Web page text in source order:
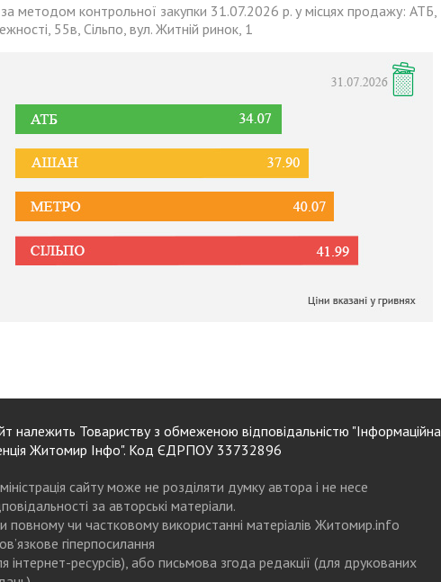
методом контрольної закупки 31.07.2026 р. у місцях продажу: АТБ,
55в, Сільпо, вул. Житній ринок, 1
належить Товариству з обмеженою відповідальністю "Інформаційна
Житомир Інфо". Код ЄДРПОУ 33732896
сайту може не розділяти думку автора і не несе
за авторські матеріали.
повному чи частковому використанні матеріалів Житомир.info
гіперпосилання
інтернет-ресурсів), або письмова згода редакції (для друкованих